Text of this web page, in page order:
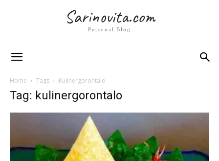
Sarinovita.com
Personal Blog
Home Tags Kulinergorontalo
Tag: kulinergorontalo